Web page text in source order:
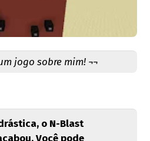
jogo sobre mim! ¬¬
o N-Blast
Você pode